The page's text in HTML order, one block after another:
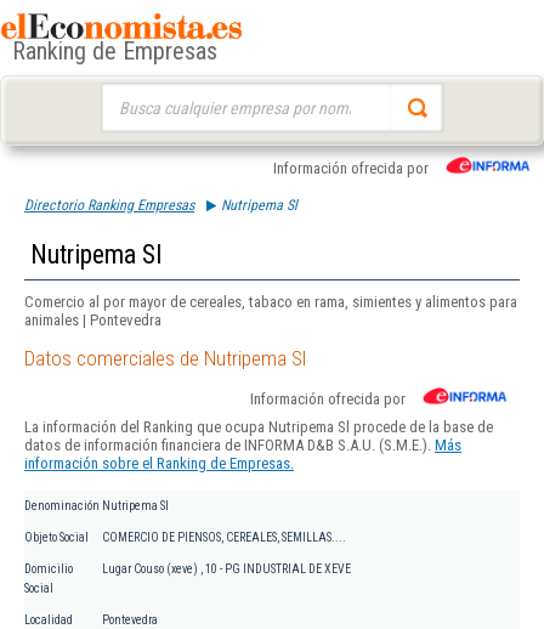
Ranking de Empresas
Información ofrecida por
Directorio Ranking Empresas Nutripema Sl
Nutripema Sl
Comercio al por mayor de cereales, tabaco en rama, simientes y alimentos para
animales | Pontevedra
Datos comerciales de Nutripema Sl
Información ofrecida por
La información del Ranking que ocupa Nutripema Sl procede de la base de
datos de información financiera de INFORMA D&B S.A.U. (S.M.E.). Más
información sobre el Ranking de Empresas.
Denominación Nutripema Sl
Objeto Social COMERCIO DE PIENSOS, CEREALES, SEMILLAS....
Domicilio
Social
Lugar Couso (xeve) , 10 - PG INDUSTRIAL DE XEVE
Localidad Pontevedra